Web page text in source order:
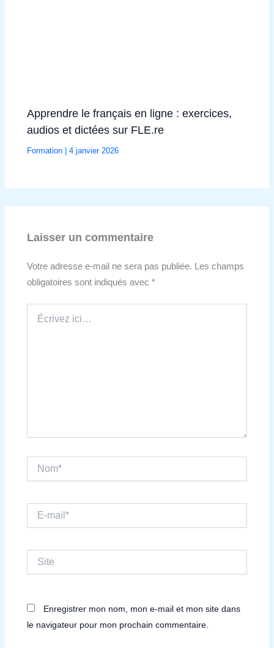
Apprendre le français en ligne : exercices,
audios et dictées sur FLE.re
Formation |4 janvier 2026
Laisser un commentaire
Votre adresse e-mail ne sera pas publiée.
Les champs
obligatoires sont indiqués avec*
ici…
Nom*
mail*
Enregistrer mon nom, mon e-mail et mon site dans
le navigateur pour mon prochain commentaire.